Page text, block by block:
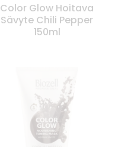
Color Glow Hoitava
Sävyte Chili Pepper
150ml